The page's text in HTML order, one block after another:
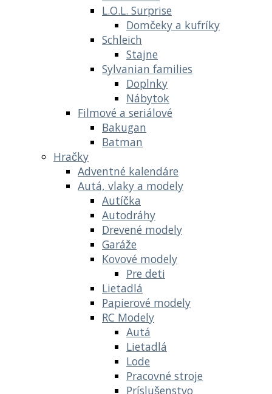
L.O.L. Surprise
Domčeky a kufríky
Schleich
Stajne
Sylvanian families
Doplnky
Nábytok
Filmové a seriálové
Bakugan
Batman
Hračky
Adventné kalendáre
Autá, vlaky a modely
Autíčka
Autodráhy
Drevené modely
Garáže
Kovové modely
Pre deti
Lietadlá
Papierové modely
RC Modely
Autá
Lietadlá
Lode
Pracovné stroje
Príslušenstvo